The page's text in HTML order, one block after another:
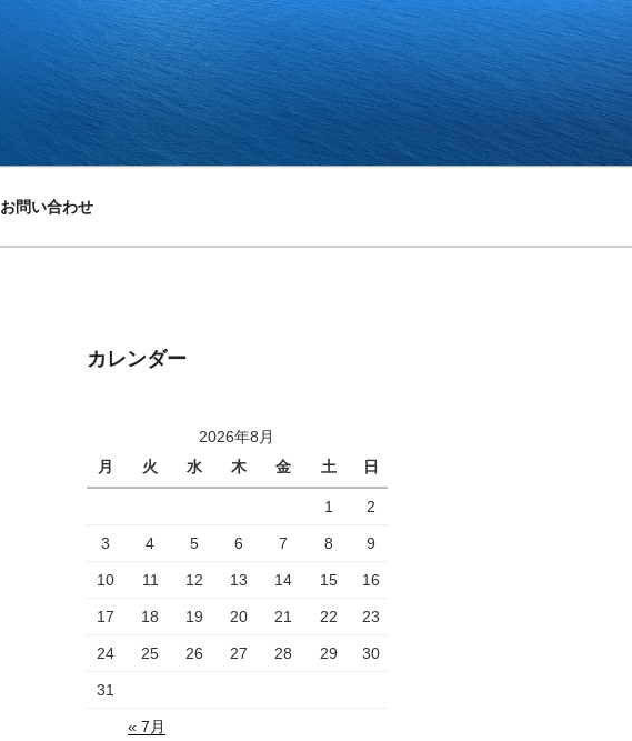
お問い合わせ
カレンダー
2026年8月
月
火 水 木 金 土 日
1 2
3 4 5 6 7 8 9
10 11 12 13 14 15 16
17 18 19 20 21 22 23
24 25 26 27 28 29 30
31
« 7月